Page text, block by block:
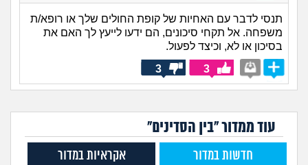
תנסי לדבר עם האחיות של קופת החולים שלך או רופא/ת
משפחה. אל תקחי סיכונים, הם ידעו לייעץ לך האם את
בסיכון או לא, וכיצד לפעול.
3
3
עוד ממדור "בין הסדינים"
חדשות במדור אקראיות במדור